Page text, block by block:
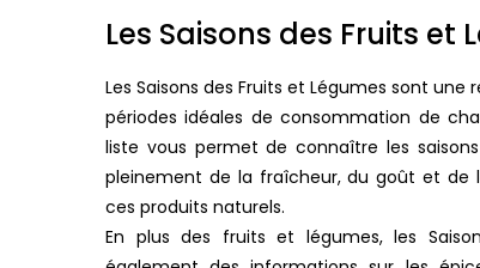
Les Saisons des Fruits et
Les Saisons des Fruits et Légumes sont
périodes idéales de consommation de
liste vous permet de connaître les
pleinement de la fraîcheur, du goût et de
ces produits naturels.
En plus des fruits et légumes, les